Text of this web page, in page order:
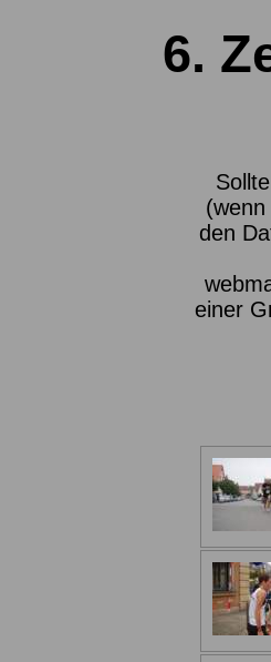
6.
den
einer